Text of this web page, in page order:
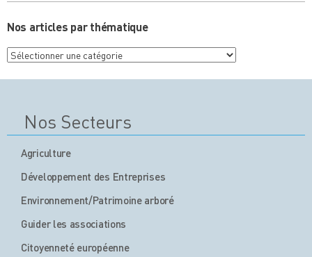
Nos articles par thématique
Nos
articles
Nos Secteurs
Agriculture
Développement des Entreprises
Environnement/Patrimoine arboré
Guider les associations
Citoyenneté européenne